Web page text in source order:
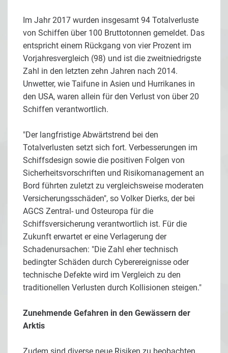
Im Jahr 2017 wurden insgesamt 94 Totalverluste
von Schiffen über 100 Bruttotonnen gemeldet. Das
entspricht einem Rückgang von vier Prozent im
Vorjahresvergleich (98) und ist die zweitniedrigste
Zahl in den letzten zehn Jahren nach 2014.
Unwetter, wie Taifune in Asien und Hurrikanes in
den USA, waren allein für den Verlust von über 20
Schiffen verantwortlich.
"Der langfristige Abwärtstrend bei den
Totalverlusten setzt sich fort. Verbesserungen im
Schiffsdesign sowie die positiven Folgen von
Sicherheitsvorschriften und Risikomanagement an
Bord führten zuletzt zu vergleichsweise moderaten
Versicherungsschäden", so Volker Dierks, der bei
AGCS Zentral- und Osteuropa für die
Schiffsversicherung verantwortlich ist. Für die
Zukunft erwartet er eine Verlagerung der
Schadenursachen: "Die Zahl eher technisch
bedingter Schäden durch Cyberereignisse oder
technische Defekte wird im Vergleich zu den
traditionellen Verlusten durch Kollisionen steigen."
Zunehmende Gefahren in den Gewässern der
Arktis
Zudem sind diverse neue Risiken zu beobachten.